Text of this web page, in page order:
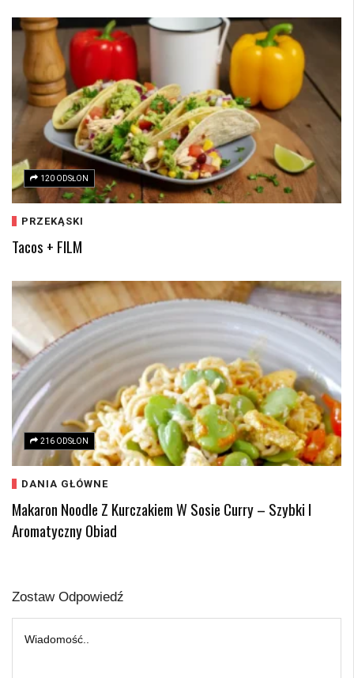
120 ODSŁON
PRZEKĄSKI
Tacos + FILM
216 ODSŁON
DANIA GŁÓWNE
Makaron Noodle Z Kurczakiem W Sosie Curry – Szybki I
Aromatyczny Obiad
Zostaw Odpowiedź